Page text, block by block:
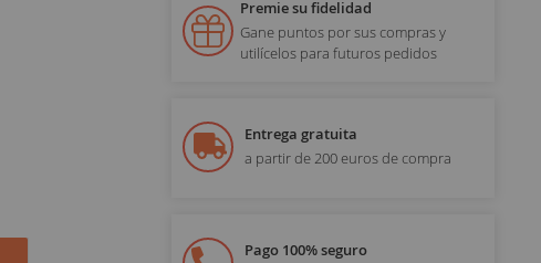
Premie su fidelidad
Gane puntos por sus compras y
utilícelos para futuros pedidos
Entrega gratuita
a partir de 200 euros de compra
Pago 100% seguro